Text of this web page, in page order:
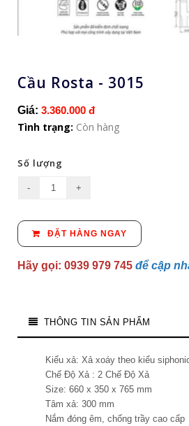
Cầu Rosta - 3015
Giá: 3.360.000 đ
Tình trạng: Còn hàng
Số lượng
ĐẶT HÀNG NGAY
Hãy gọi: 0939 979 745 để cập
THÔNG TIN SẢN PHẨM
Kiểu xả: Xả xoáy theo kiểu
Chế Độ Xả : 2 Chế Độ Xả
Size: 660 x 350 x 765 mm
Tâm xả: 300 mm
Nắm đóng êm, chống trầy cao cấp